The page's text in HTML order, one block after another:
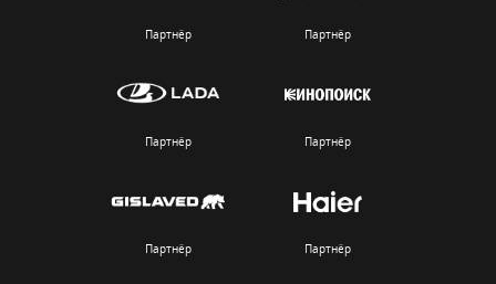
Партнёр Партнёр
Партнёр Партнёр
Партнёр Партнёр